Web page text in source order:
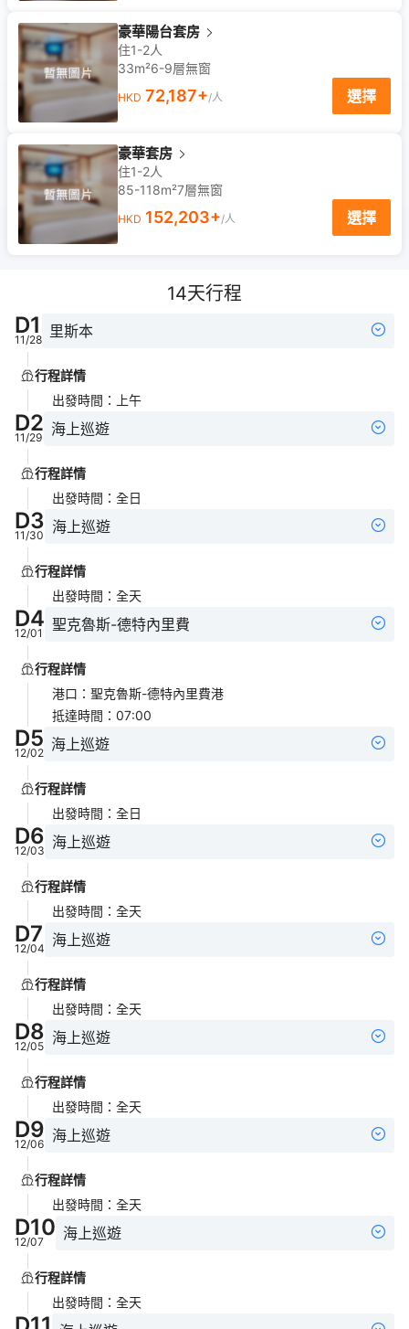
豪華陽台套房
住1-2人
33m²6-9層無窗
HKD 72,187+/人 選擇
豪華套房
住1-2人
85-118m²7層無窗
HKD 152,203+/人 選擇
14天行程
D1
11/28 里斯本
行程詳情
出發時間 ： 上午
D2
11/29 海上巡遊
行程詳情
出發時間 ： 全日
D3
11/30 海上巡遊
行程詳情
出發時間 ： 全天
D4
12/01 聖克魯斯-德特內里費
行程詳情
港口 ： 聖克魯斯-德特內里費港
抵達時間 ： 07:00
D5
12/02 海上巡遊
行程詳情
出發時間 ： 全日
D6
12/03 海上巡遊
行程詳情
出發時間 ： 全天
D7
12/04 海上巡遊
行程詳情
出發時間 ： 全天
D8
12/05 海上巡遊
行程詳情
出發時間 ： 全天
D9
12/06 海上巡遊
行程詳情
出發時間 ： 全天
D10
12/07 海上巡遊
行程詳情
出發時間 ： 全天